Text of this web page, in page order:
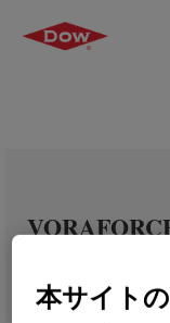
本サイト